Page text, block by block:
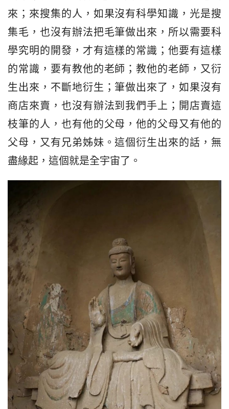
來；來搜集的人，如果沒有科學知識，光是搜
集毛，也沒有辦法把毛筆做出來，所以需要科
學究明的開發，才有這樣的常識；他要有這樣
的常識，要有教他的老師；教他的老師，又衍
生出來，不斷地衍生；筆做出來了，如果沒有
商店來賣，也沒有辦法到我們手上；開店賣這
枝筆的人，也有他的父母，他的父母又有他的
父母，又有兄弟姊妹。這個衍生出來的話，無
盡緣起，這個就是全宇宙了。